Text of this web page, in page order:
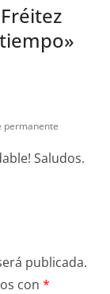
»
permanente
Saludos.
publicada.
con *